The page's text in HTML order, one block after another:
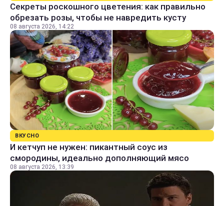
Секреты роскошного цветения: как правильно
обрезать розы, чтобы не навредить кусту
08 августа 2026, 14:22
ВКУСНО
И кетчуп не нужен: пикантный соус из
смородины, идеально дополняющий мясо
08 августа 2026, 13:39